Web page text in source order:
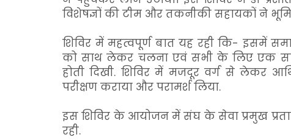
विशेषज्ञों की टीम और तकनीकी सहायकों ने
शिविर में महत्वपूर्ण बात यह रही कि- इसमें
को साथ लेकर चलना एवं सभी के लिए एक
होती दिखी. शिविर में मजदूर वर्ग से लेकर
परीक्षण कराया और परामर्श लिया.
इस शिविर के आयोजन में संघ के सेवा प्रमुख
रही.